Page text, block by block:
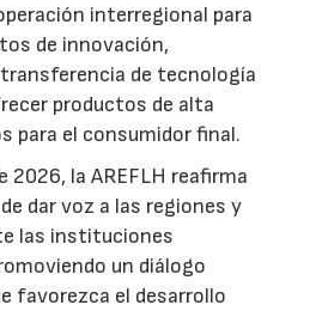
interregional para
de innovación,
de tecnología
productos de alta
para el consumidor final.
2026, la AREFLH reafirma
dar voz a las regiones y
las instituciones
un diálogo
favorezca el desarrollo